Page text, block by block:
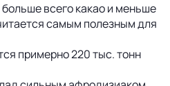
всего какао и меньше
самым полезным для
примерно 220 тыс. тонн